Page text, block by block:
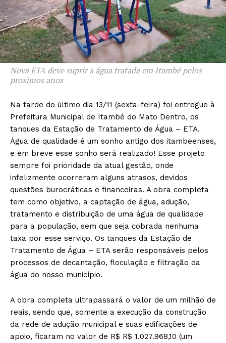
Nova ETA deve suprir a água tratada em Itambé pelos
proximos anos
Na tarde do último dia 13/11 (sexta-feira) foi entregue à
Prefeitura Municipal de Itambé do Mato Dentro, os
tanques da Estação de Tratamento de Água – ETA.
Água de qualidade é um sonho antigo dos itambeenses,
e em breve esse sonho será realizado! Esse projeto
sempre foi prioridade da atual gestão, onde
infelizmente ocorreram alguns atrasos, devidos
questões burocráticas e financeiras. A obra completa
tem como objetivo, a captação de água, adução,
tratamento e distribuição de uma água de qualidade
para a população, sem que seja cobrada nenhuma
taxa por esse serviço. Os tanques da Estação de
Tratamento de Água – ETA serão responsáveis pelos
processos de decantação, floculação e filtração da
água do nosso município.
A obra completa ultrapassará o valor de um milhão de
reais, sendo que, somente a execução da construção
da rede de adução municipal e suas edificações de
apoio, ficaram no valor de R$ R$ 1.027.968,10 (um